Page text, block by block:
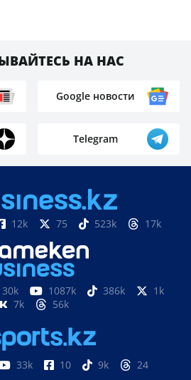
НА НАС
Google новости
Telegram
12k 75 523k 17k
1087k 386k
1k
7k
56k
33k 10 9k 24